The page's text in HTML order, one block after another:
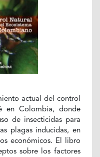
actual del control
en Colombia, donde
de insecticidas para
plagas inducidas, en
económicos. El libro
sobre los factores